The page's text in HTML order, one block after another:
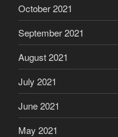
October 2021
September 2021
August 2021
July 2021
June 2021
May 2021